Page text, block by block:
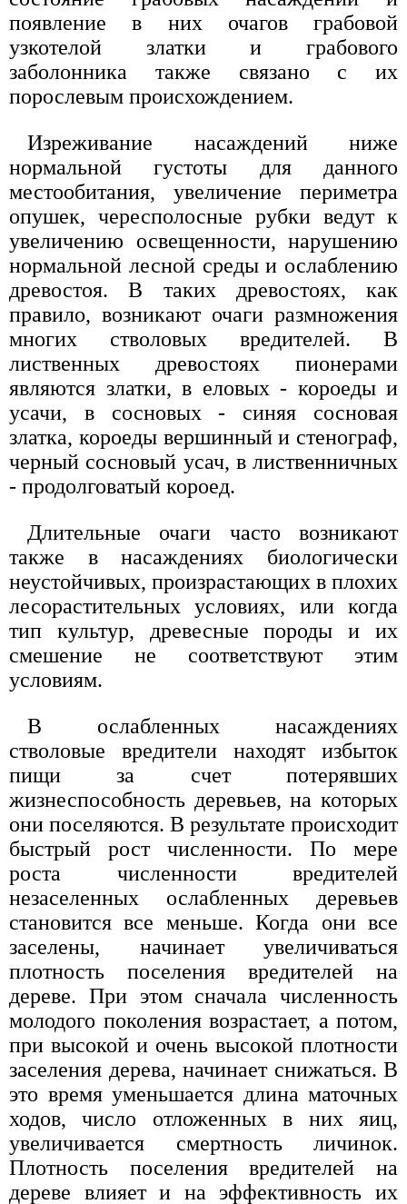
появление в них очагов грабовой
узкотелой златки и грабового
заболонника также связано с их
порослевым происхождением.
Изреживание насаждений ниже
нормальной густоты для данного
местообитания, увеличение периметра
опушек, чересполосные рубки ведут к
увеличению освещенности, нарушению
нормальной лесной среды и ослаблению
древостоя. В таких древостоях, как
правило, возникают очаги размножения
многих стволовых вредителей. В
лиственных древостоях пионерами
являются златки, в еловых - короеды и
усачи, в сосновых - синяя сосновая
златка, короеды вершинный и стенограф,
черный сосновый усач, в лиственничных
- продолговатый короед.
Длительные очаги часто возникают
также в насаждениях биологически
неустойчивых, произрастающих в плохих
лесорастительных условиях, или когда
тип культур, древесные породы и их
смешение не соответствуют этим
условиям.
В ослабленных насаждениях
стволовые вредители находят избыток
пищи за счет потерявших
жизнеспособность деревьев, на которых
они поселяются. В результате происходит
быстрый рост численности. По мере
роста численности вредителей
незаселенных ослабленных деревьев
становится все меньше. Когда они все
заселены, начинает увеличиваться
плотность поселения вредителей на
дереве. При этом сначала численность
молодого поколения возрастает, а потом,
при высокой и очень высокой плотности
заселения дерева, начинает снижаться. В
это время уменьшается длина маточных
ходов, число отложенных в них яиц,
увеличивается смертность личинок.
Плотность поселения вредителей на
дереве влияет и на эффективность их